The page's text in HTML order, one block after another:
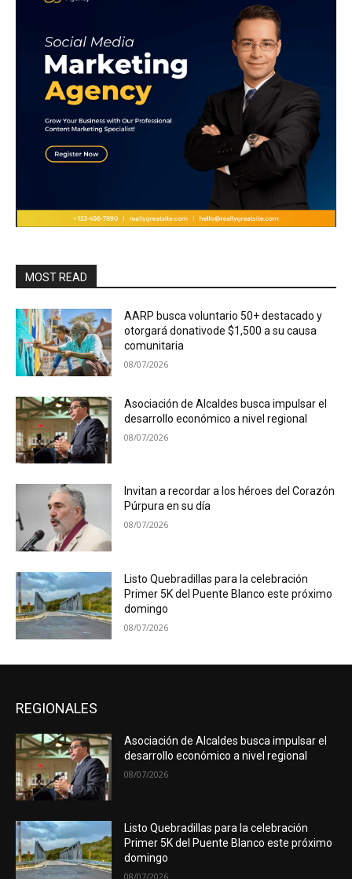
MOST READ
AARP busca voluntario 50+ destacado y
otorgará donativode $1,500 a su causa
comunitaria
08/07/2026
Asociación de Alcaldes busca impulsar el
desarrollo económico a nivel regional
08/07/2026
Invitan a recordar a los héroes del Corazón
Púrpura en su día
08/07/2026
Listo Quebradillas para la celebración
Primer 5K del Puente Blanco este próximo
domingo
08/07/2026
REGIONALES
Asociación de Alcaldes busca impulsar el
desarrollo económico a nivel regional
08/07/2026
Listo Quebradillas para la celebración
Primer 5K del Puente Blanco este próximo
domingo
08/07/2026